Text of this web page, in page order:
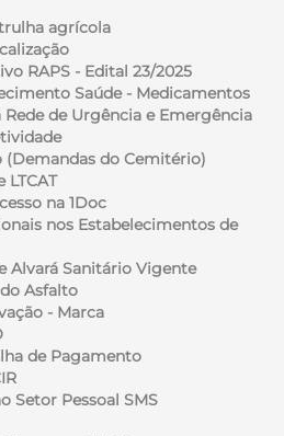
agrícola
RAPS - Edital 23/2025
Saúde - Medicamentos
de Urgência e Emergência
(Demandas do Cemitério)
LTCAT
na 1Doc
nos Estabelecimentos de
Alvará Sanitário Vigente
Asfalto
- Marca
de Pagamento
Setor Pessoal SMS